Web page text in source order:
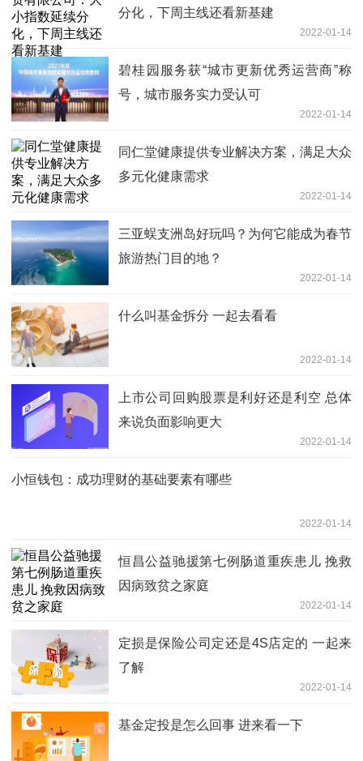
分化，下周主线还看新基建
2022-01-14
碧桂园服务获“城市更新优秀运营商”称
号，城市服务实力受认可
2022-01-14
同仁堂健康提供专业解决方案，满足大众
多元化健康需求
2022-01-14
三亚蜈支洲岛好玩吗？为何它能成为春节
旅游热门目的地？
2022-01-14
什么叫基金拆分 一起去看看
2022-01-14
上市公司回购股票是利好还是利空 总体
来说负面影响更大
2022-01-14
小恒钱包：成功理财的基础要素有哪些
2022-01-14
恒昌公益驰援第七例肠道重疾患儿 挽救
因病致贫之家庭
2022-01-14
定损是保险公司定还是4S店定的 一起来
了解
2022-01-14
基金定投是怎么回事 进来看一下